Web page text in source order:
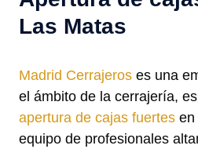
Las Matas
Madrid Cerrajeros es una
el ámbito de la cerrajería,
apertura de cajas fuertes en
equipo de profesionales